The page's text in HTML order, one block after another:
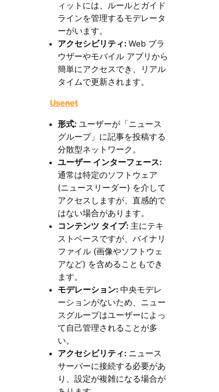
ィットには、ルールとガイド
ラインを管理するモデレータ
ーがいます。
アクセシビリティ: Web ブラ
ウザーやモバイル アプリから
簡単にアクセスでき、リアル
タイムで更新されます。
Usenet
形式: ユーザーが「ニュース
グループ」に記事を投稿する
分散型ネットワーク。
ユーザー インターフェース:
通常は特定のソフトウェア
(ニュースリーダー) を介して
アクセスしますが、直感的で
はない場合があります。
コンテンツ タイプ: 主にテキ
ストベースですが、バイナリ
ファイル (画像やソフトウェ
アなど) を含めることもでき
ます。
モデレーション: 中央モデレ
ーションがないため、ニュー
スグループはユーザーによっ
て自己管理されることが多
い。
アクセシビリティ: ニュース
サーバーに接続する必要があ
り、設定が複雑になる場合が